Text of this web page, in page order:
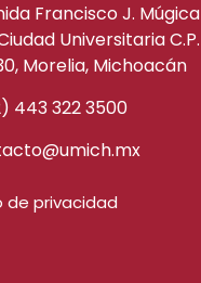
Francisco J. Múgica
Universitaria C.P.
Morelia, Michoacán
443 322 3500
de privacidad